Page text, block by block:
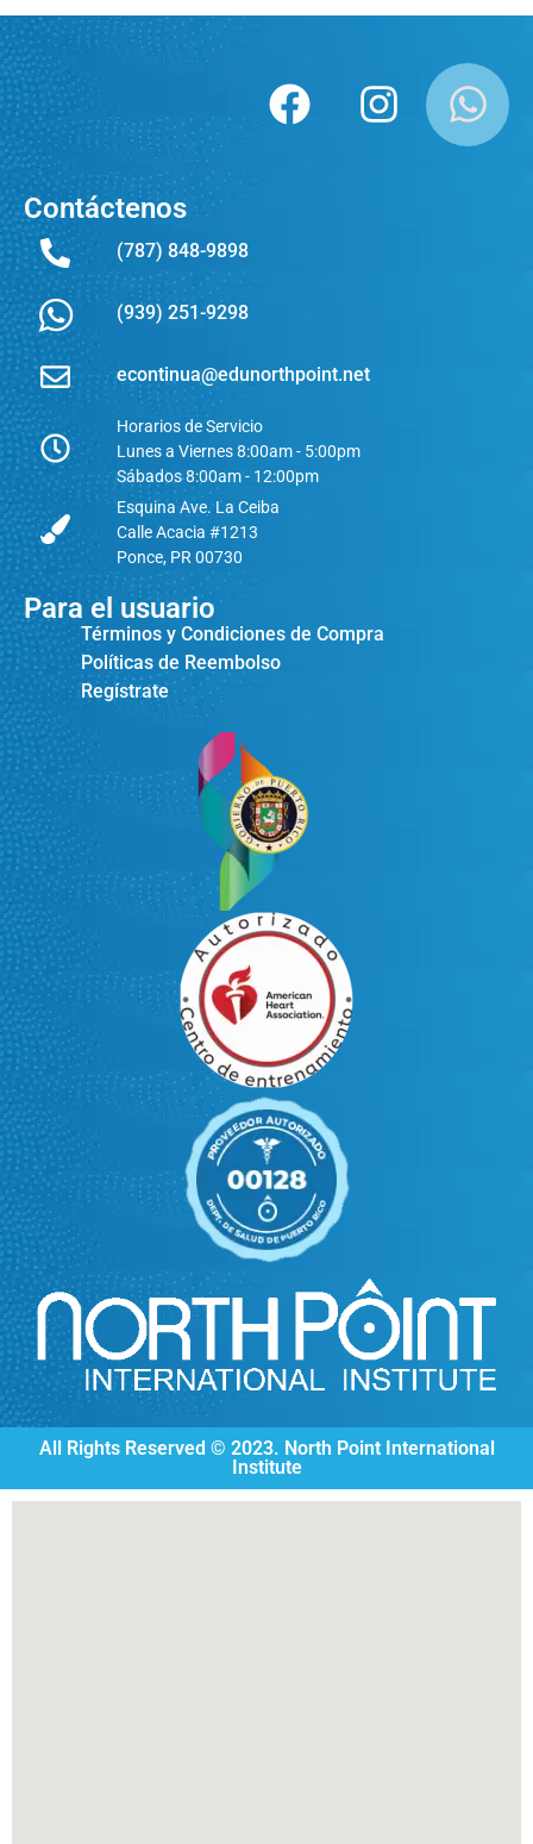
Contáctenos
(787) 848-9898
(939) 251-9298
econtinua@edunorthpoint.net
Horarios de Servicio
Lunes a Viernes 8:00am - 5:00pm
Sábados 8:00am - 12:00pm
Esquina Ave. La Ceiba
Calle Acacia #1213
Ponce, PR 00730
Para el usuario
Términos y Condiciones de Compra
Políticas de Reembolso
Regístrate
All Rights Reserved © 2023. North Point International
Institute